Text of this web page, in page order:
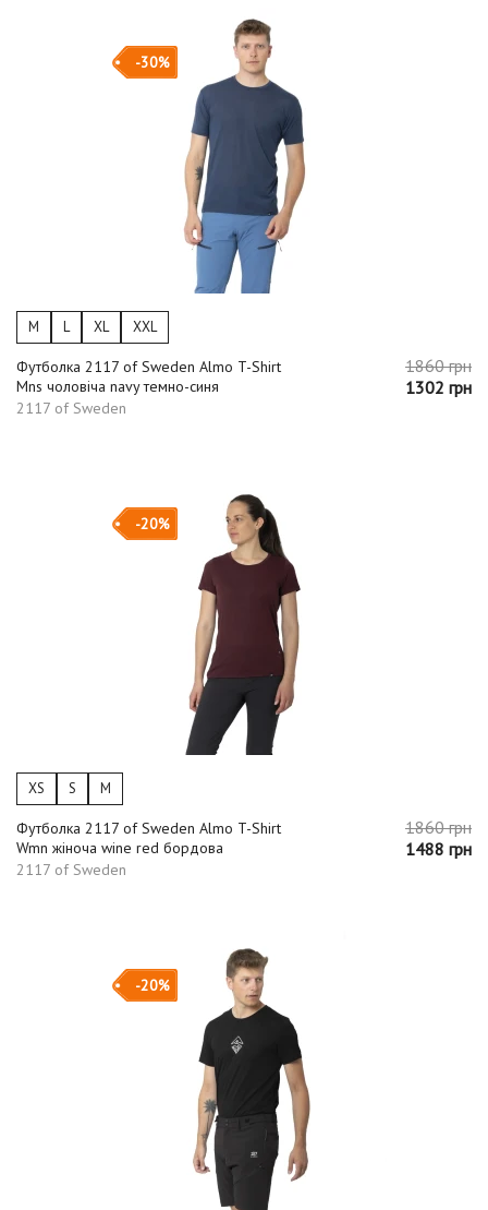
-30%
M L XL XXL
Футболка 2117 of Sweden Almo T-Shirt
Mns чоловіча navy темно-синя
2117 of Sweden
1860 грн
1302 грн
-20%
XS S M
Футболка 2117 of Sweden Almo T-Shirt
Wmn жіноча wine red бордова
2117 of Sweden
1860 грн
1488 грн
-20%